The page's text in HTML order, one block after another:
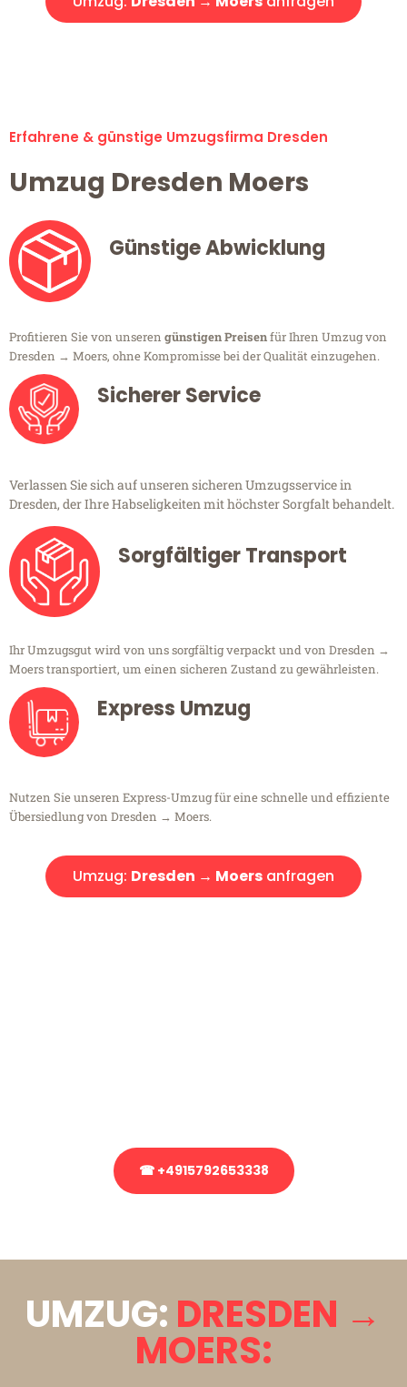
Erfahrene & günstige Umzugsfirma Dresden
Umzug Dresden Moers
Günstige Abwicklung
Profitieren Sie von unseren günstigen Preisenfür Ihren Umzug von
Dresden → Moers, ohne Kompromisse bei der Qualität einzugehen.
Sicherer Service
Verlassen Sie sich auf unseren sicheren Umzugsservice in
Dresden, der Ihre Habseligkeiten mit höchster Sorgfalt behandelt.
Sorgfältiger Transport
Ihr Umzugsgut wird von uns sorgfältig verpackt und von Dresden →
Moers transportiert, um einen sicheren Zustand zu gewährleisten.
Express Umzug
Nutzen Sie unseren Express-Umzug für eine schnelle und effiziente
Übersiedlung von Dresden → Moers.
Umzug: Dresden → Moers anfragen
☎ +4915792653338
UMZUG: DRESDEN →
MOERS: